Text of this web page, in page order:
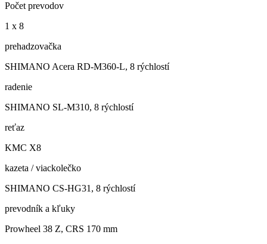
Počet prevodov
1 x 8
prehadzovačka
SHIMANO Acera RD-M360-L, 8 rýchlostí
radenie
SHIMANO SL-M310, 8 rýchlostí
reťaz
KMC X8
kazeta / viackolečko
SHIMANO CS-HG31, 8 rýchlostí
prevodník a kľuky
Prowheel 38 Z, CRS 170 mm